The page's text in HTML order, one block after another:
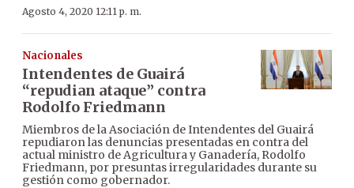
Agosto 4, 2020 12:11 p. m.
Nacionales
Intendentes de Guairá
“repudian ataque” contra
Rodolfo Friedmann
Miembros de la Asociación de Intendentes del Guairá
repudiaron las denuncias presentadas en contra del
actual ministro de Agricultura y Ganadería, Rodolfo
Friedmann, por presuntas irregularidades durante su
gestión como gobernador.